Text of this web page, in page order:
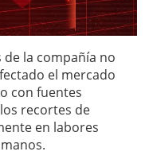
la compañía no
el mercado
con fuentes
recortes de
en labores